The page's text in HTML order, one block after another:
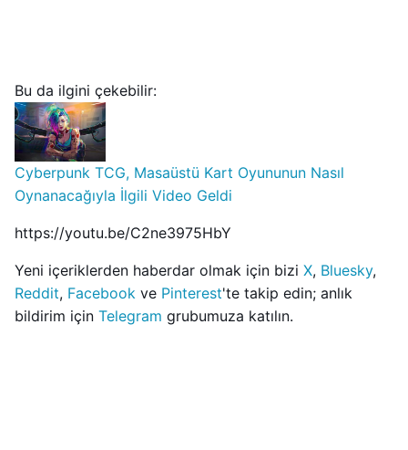
Bu da ilgini çekebilir:
Cyberpunk TCG, Masaüstü Kart Oyununun Nasıl
Oynanacağıyla İlgili Video Geldi
https://youtu.be/C2ne3975HbY
Yeni içeriklerden haberdar olmak için bizi X, Bluesky,
Reddit, Facebook ve Pinterest'te takip edin; anlık
bildirim için Telegram grubumuza katılın.